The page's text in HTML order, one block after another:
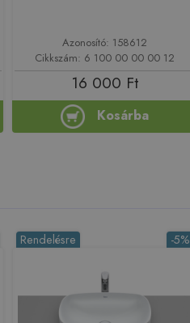
Azonosító: 158612
Cikkszám: 6 100 00 00 00 12
16 000 Ft
Kosárba
-5%
Rendelésre